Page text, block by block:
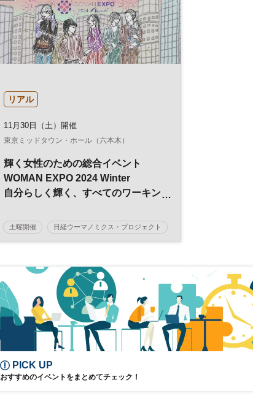
リアル
11月30日（土）開催
東京ミッドタウン・ホール（六本木）
輝く女性のための総合イベント
WOMAN EXPO 2024 Winter
自分らしく輝く、すべてのワーキン
土曜開催 日経ウーマノミクス・プロジェクト
女性活躍推進 女性活躍
参加無料
PICK UP
おすすめのイベントをまとめてチェック！